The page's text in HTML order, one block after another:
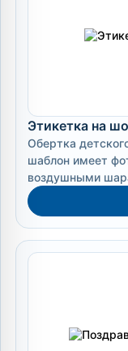
Этикетка на
Обертка
шаблон имеет
воздушными